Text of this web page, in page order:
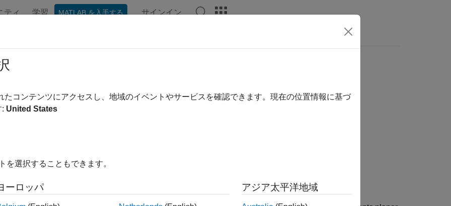
ティ 学習 MATLAB を入手する サインイン
Display
video using SDL
たコンテンツにアクセスし、地域のイベントやサービスを確認できます。現在の位置情報に基づ
: United States
を選択することもできます。
ーロッパ アジア太平洋地域